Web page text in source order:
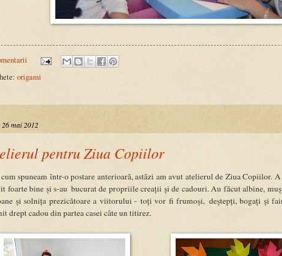
origami
26 mai 2012
pentru Ziua Copiilor
spuneam într-o postare anterioară, astăzi am avut atelierul de Ziua Copiilor.
foarte bine și s-au bucurat de propriile creații și de cadouri. Au făcut albine,
și solnița prezicătoare a viitorului - toți vor fi frumoși, deștepți, bogați și
drept cadou din partea casei câte un titirez.